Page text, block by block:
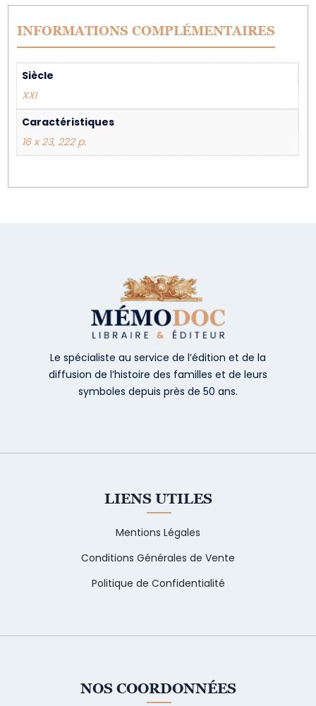
INFORMATIONS COMPLÉMENTAIRES
Siècle
XXI
Caractéristiques
16 x 23, 222 p.
Le spécialiste au service de l’édition et de la
diffusion de l’histoire des familles et de leurs
symboles depuis près de 50 ans.
LIENS UTILES
Mentions Légales
Conditions Générales de Vente
Politique de Confidentialité
NOS COORDONNÉES